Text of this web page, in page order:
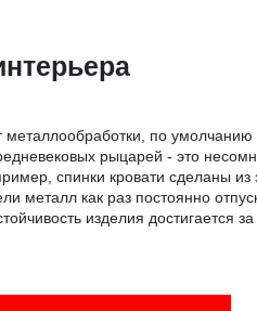
по
рыцарей - это
спинки кровати сделаны
металл как раз постоянно
изделия достигается